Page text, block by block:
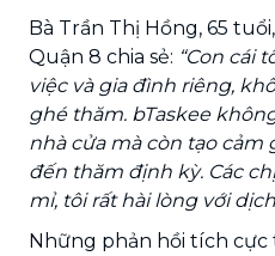
Bà Trần Thị Hồng, 65
Quận 8 chia sẻ: “Con cái
việc và gia đình riêng,
ghé thăm. bTaskee
nhà cửa mà còn tạo cảm
đến thăm định kỳ. Các
mỉ, tôi rất hài lòng với
Những phản hồi tích